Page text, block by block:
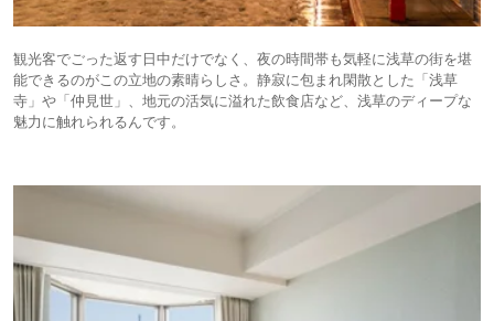
観光客でごった返す日中だけでなく、夜の時間帯も気軽に浅草の街を堪
能できるのがこの立地の素晴らしさ。静寂に包まれ閑散とした「浅草
寺」や「仲見世」、地元の活気に溢れた飲食店など、浅草のディープな
魅力に触れられるんです。